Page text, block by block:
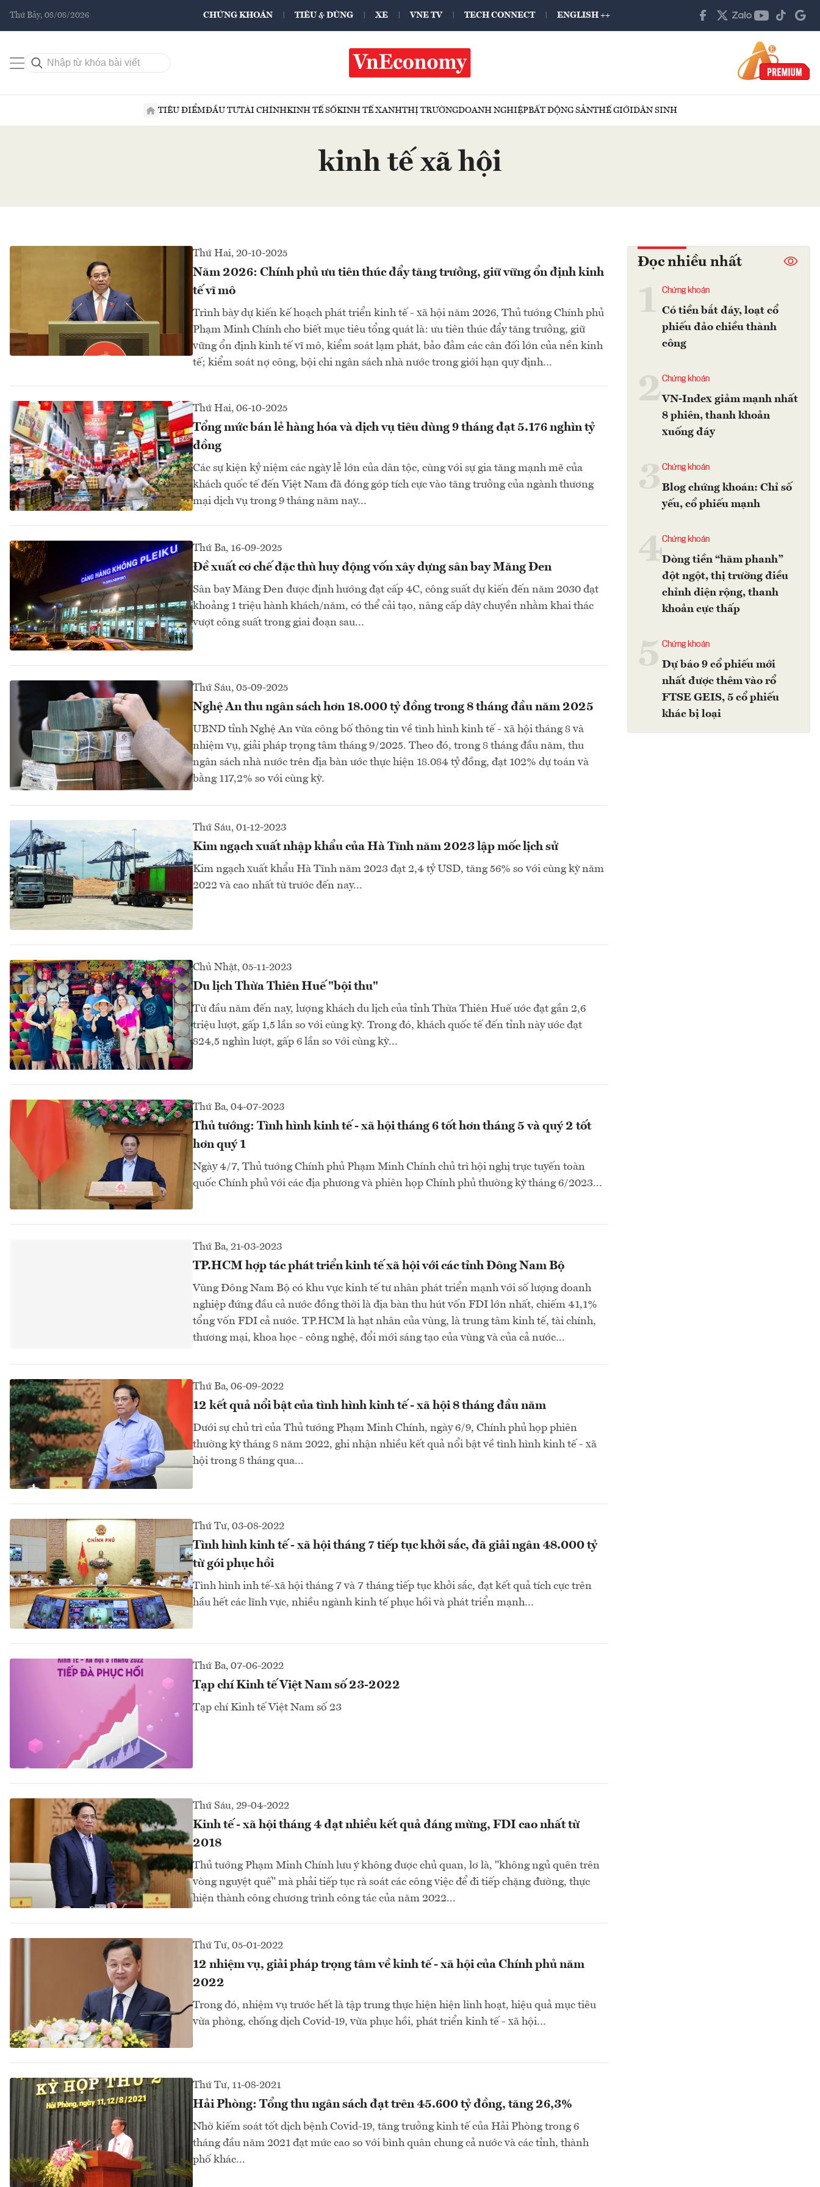
Thứ Bảy, 08/08/2026 CHỨNG KHOÁN TIÊU & DÙNG XE VNE TV TECH CONNECT ENGLISH ++
TIÊU ĐIỂMĐẦU TƯTÀI CHÍNHKINH TẾ SỐKINH TẾ XANHTHỊ TRƯỜNGDOANH NGHIỆPBẤT ĐỘNG SẢNTHẾ GIỚIDÂN SINH
kinh tế xã hội
Thứ Hai, 20-10-2025
Năm 2026: Chính phủ ưu tiên thúc đẩy tăng trưởng, giữ vững ổn định kinh
tế vĩ mô
Trình bày dự kiến kế hoạch phát triển kinh tế - xã hội năm 2026, Thủ tướng Chính phủ
Phạm Minh Chính cho biết mục tiêu tổng quát là: ưu tiên thúc đẩy tăng trưởng, giữ
vững ổn định kinh tế vĩ mô, kiểm soát lạm phát, bảo đảm các cân đối lớn của nền kinh
tế; kiểm soát nợ công, bội chi ngân sách nhà nước trong giới hạn quy định...
Thứ Hai, 06-10-2025
Tổng mức bán lẻ hàng hóa và dịch vụ tiêu dùng 9 tháng đạt 5.176 nghìn tỷ
đồng
Các sự kiện kỷ niệm các ngày lễ lớn của dân tộc, cùng với sự gia tăng mạnh mẽ của
khách quốc tế đến Việt Nam đã đóng góp tích cực vào tăng trưởng của ngành thương
mại dịch vụ trong 9 tháng năm nay...
Thứ Ba, 16-09-2025
Đề xuất cơ chế đặc thù huy động vốn xây dựng sân bay Măng Đen
Sân bay Măng Đen được định hướng đạt cấp 4C, công suất dự kiến đến năm 2030 đạt
khoảng 1 triệu hành khách/năm, có thể cải tạo, nâng cấp dây chuyền nhằm khai thác
vượt công suất trong giai đoạn sau...
Thứ Sáu, 05-09-2025
Nghệ An thu ngân sách hơn 18.000 tỷ đồng trong 8 tháng đầu năm 2025
UBND tỉnh Nghệ An vừa công bố thông tin về tình hình kinh tế - xã hội tháng 8 và
nhiệm vụ, giải pháp trọng tâm tháng 9/2025. Theo đó, trong 8 tháng đầu năm, thu
ngân sách nhà nước trên địa bàn ước thực hiện 18.084 tỷ đồng, đạt 102% dự toán và
bằng 117,2% so với cùng kỳ.
Thứ Sáu, 01-12-2023
Kim ngạch xuất nhập khẩu của Hà Tĩnh năm 2023 lập mốc lịch sử
Kim ngạch xuất khẩu Hà Tĩnh năm 2023 đạt 2,4 tỷ USD, tăng 56% so với cùng kỳ năm
2022 và cao nhất từ trước đến nay...
Chủ Nhật, 05-11-2023
Du lịch Thừa Thiên Huế "bội thu"
Từ đầu năm đến nay, lượng khách du lịch của tỉnh Thừa Thiên Huế ước đạt gần 2,6
triệu lượt, gấp 1,5 lần so với cùng kỳ. Trong đó, khách quốc tế đến tỉnh này ước đạt
824,5 nghìn lượt, gấp 6 lần so với cùng kỳ...
Thứ Ba, 04-07-2023
Thủ tướng: Tình hình kinh tế - xã hội tháng 6 tốt hơn tháng 5 và quý 2 tốt
hơn quý 1
Ngày 4/7, Thủ tướng Chính phủ Phạm Minh Chính chủ trì hội nghị trực tuyến toàn
quốc Chính phủ với các địa phương và phiên họp Chính phủ thường kỳ tháng 6/2023...
Thứ Ba, 21-03-2023
TP.HCM hợp tác phát triển kinh tế xã hội với các tỉnh Đông Nam Bộ
Vùng Đông Nam Bộ có khu vực kinh tế tư nhân phát triển mạnh với số lượng doanh
nghiệp đứng đầu cả nước đồng thời là địa bàn thu hút vốn FDI lớn nhất, chiếm 41,1%
tổng vốn FDI cả nước. TP.HCM là hạt nhân của vùng, là trung tâm kinh tế, tài chính,
thương mại, khoa học - công nghệ, đổi mới sáng tạo của vùng và của cả nước...
Thứ Ba, 06-09-2022
12 kết quả nổi bật của tình hình kinh tế - xã hội 8 tháng đầu năm
Dưới sự chủ trì của Thủ tướng Phạm Minh Chính, ngày 6/9, Chính phủ họp phiên
thường kỳ tháng 8 năm 2022, ghi nhận nhiều kết quả nổi bật về tình hình kinh tế - xã
hội trong 8 tháng qua...
Thứ Tư, 03-08-2022
Tình hình kinh tế - xã hội tháng 7 tiếp tục khởi sắc, đã giải ngân 48.000 tỷ
từ gói phục hồi
Tình hình inh tế-xã hội tháng 7 và 7 tháng tiếp tục khởi sắc, đạt kết quả tích cực trên
hầu hết các lĩnh vực, nhiều ngành kinh tế phục hồi và phát triển mạnh...
Thứ Ba, 07-06-2022
Tạp chí Kinh tế Việt Nam số 23-2022
Tạp chí Kinh tế Việt Nam số 23
Thứ Sáu, 29-04-2022
Kinh tế - xã hội tháng 4 đạt nhiều kết quả đáng mừng, FDI cao nhất từ
2018
Thủ tướng Phạm Minh Chính lưu ý không được chủ quan, lơ là, "không ngủ quên trên
vòng nguyệt quế" mà phải tiếp tục rà soát các công việc để đi tiếp chặng đường, thực
hiện thành công chương trình công tác của năm 2022...
Thứ Tư, 05-01-2022
12 nhiệm vụ, giải pháp trọng tâm về kinh tế - xã hội của Chính phủ năm
2022
Trong đó, nhiệm vụ trước hết là tập trung thực hiện hiện linh hoạt, hiệu quả mục tiêu
vừa phòng, chống dịch Covid-19, vừa phục hồi, phát triển kinh tế - xã hội...
Thứ Tư, 11-08-2021
Hải Phòng: Tổng thu ngân sách đạt trên 45.600 tỷ đồng, tăng 26,3%
Nhờ kiếm soát tốt dịch bệnh Covid-19, tăng trưởng kinh tế của Hải Phòng trong 6
tháng đầu năm 2021 đạt mức cao so với bình quân chung cả nước và các tỉnh, thành
phố khác...
Đọc nhiều nhất
Chứng khoán
Có tiền bắt đáy, loạt cổ
phiếu đảo chiều thành
công
2Chứng khoán
VN-Index giảm mạnh nhất
8 phiên, thanh khoản
xuống đáy
Chứng khoán
Blog chứng khoán: Chỉ số
yếu, cổ phiếu mạnh
4Chứng khoán
Dòng tiền “hãm phanh”
đột ngột, thị trường điều
chỉnh diện rộng, thanh
khoản cực thấp
Chứng khoán
Dự báo 9 cổ phiếu mới
nhất được thêm vào rổ
FTSE GEIS, 5 cổ phiếu
khác bị loại